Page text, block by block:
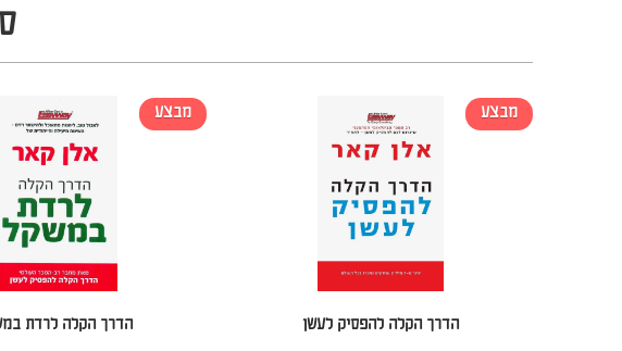
הדרך הקלה להפסיק לעשן
מבצע
הדרך הקלה לרדת
מבצע